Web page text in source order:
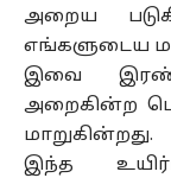
அறைய
எங்களுடைய
இவை
அறைகின்ற
இந்த